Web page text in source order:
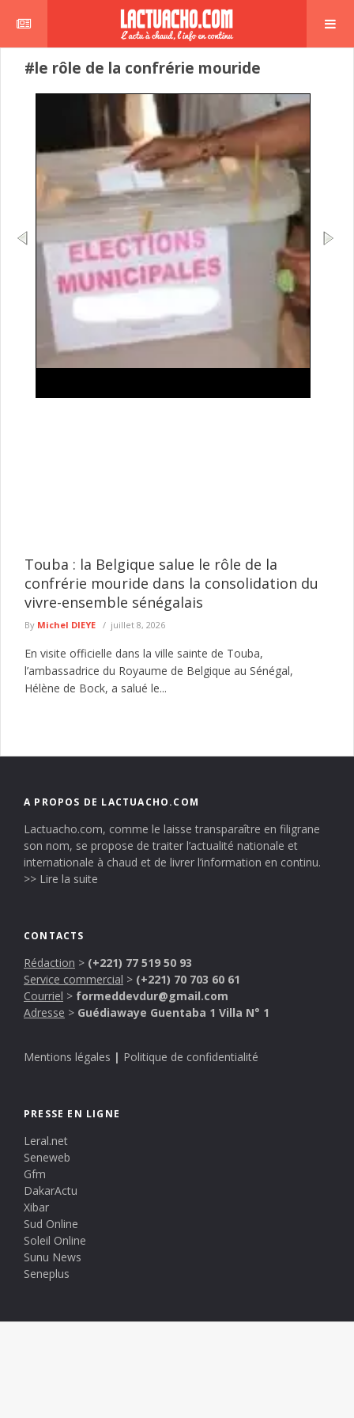
#le rôle de la confrérie mouride
Touba : la Belgique salue le rôle de la
confrérie mouride dans la consolidation du
vivre-ensemble sénégalais
By Michel DIEYE juillet 8, 2026
En visite officielle dans la ville sainte de Touba,
l’ambassadrice du Royaume de Belgique au Sénégal,
Hélène de Bock, a salué le...
A PROPOS DE LACTUACHO.COM
Lactuacho.com, comme le laisse transparaître en filigrane
son nom, se propose de traiter l’actualité nationale et
internationale à chaud et de livrer l’information en continu.
>> Lire la suite
CONTACTS
Rédaction > (+221) 77 519 50 93
Service commercial > (+221) 70 703 60 61
Courriel > formeddevdur@gmail.com
Adresse > Guédiawaye Guentaba 1 Villa N° 1
Mentions légales | Politique de confidentialité
PRESSE EN LIGNE
Leral.net
Seneweb
Gfm
DakarActu
Xibar
Sud Online
Soleil Online
Sunu News
Seneplus